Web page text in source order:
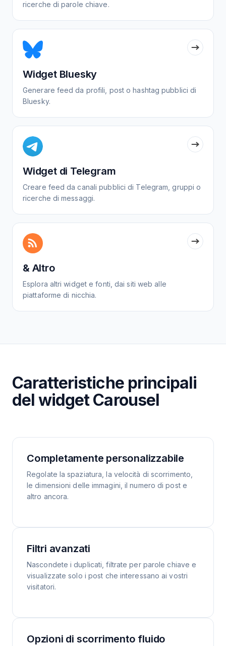
ricerche di parole chiave.
Widget Bluesky
Generare feed da profili, post o hashtag pubblici di
Bluesky.
Widget di Telegram
Creare feed da canali pubblici di Telegram, gruppi o
ricerche di messaggi.
& Altro
Esplora altri widget e fonti, dai siti web alle
piattaforme di nicchia.
Caratteristiche principali
del widget Carousel
Completamente personalizzabile
Regolate la spaziatura, la velocità di scorrimento,
le dimensioni delle immagini, il numero di post e
altro ancora.
Filtri avanzati
Nascondete i duplicati, filtrate per parole chiave e
visualizzate solo i post che interessano ai vostri
visitatori.
Opzioni di scorrimento fluido